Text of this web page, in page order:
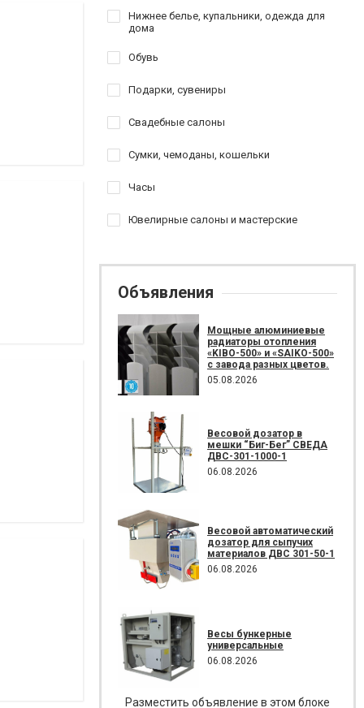
Нижнее белье, купальники, одежда для
дома
Обувь
Подарки, сувениры
Свадебные салоны
Сумки, чемоданы, кошельки
Часы
Ювелирные салоны и мастерские
Объявления
Мощные алюминиевые
радиаторы отопления
«KIBO-500» и «SAIKO-500»
с завода разных цветов.
05.08.2026
Весовой дозатор в
мешки “Биг-Бег” СВЕДА
ДВС-301-1000-1
06.08.2026
Весовой автоматический
дозатор для сыпучих
материалов ДВС 301-50-1
06.08.2026
Весы бункерные
универсальные
06.08.2026
Разместить объявление в этом блоке